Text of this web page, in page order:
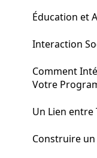
Éducation et
Interaction
Comment
Votre
Un Lien
Construire